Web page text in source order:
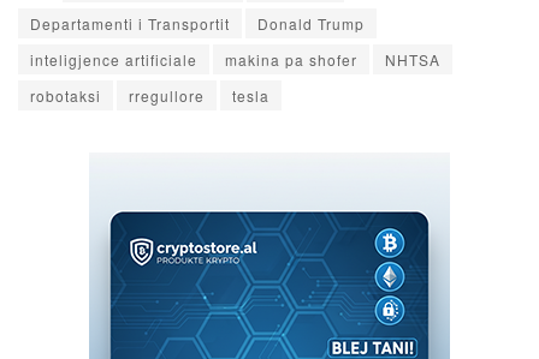
Departamenti i Transportit
Donald Trump
inteligjence artificiale
makina pa shofer
NHTSA
robotaksi
rregullore tesla